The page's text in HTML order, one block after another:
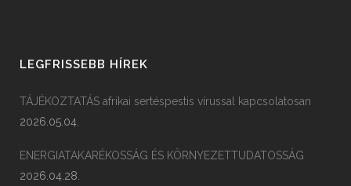
LEGFRISSEBB HÍREK
TÁJÉKOZTATÁS afrikai sertéspestis vírussal kapcsolatosan
2026.05.04.
ENERGIATAKARÉKOSSÁG ÉS KÖRNYEZETTUDATOSSÁG
2026.04.28.